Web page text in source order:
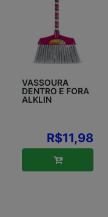
VASSOURA
DENTRO E FORA
ALKLIN
R$11,98